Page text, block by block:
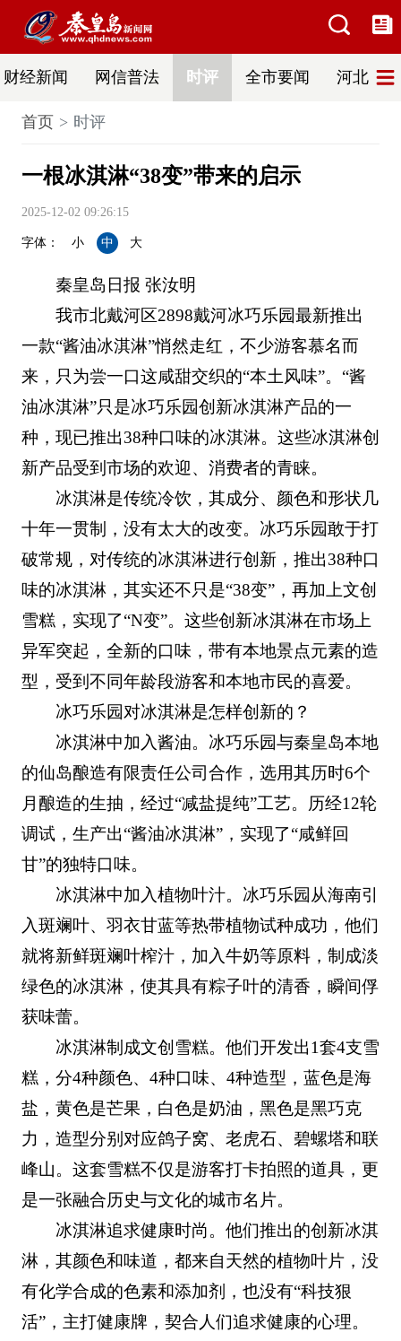
财经新闻 网信普法 时评 全市要闻 河北新闻
首页 时评
一根冰淇淋“38变”带来的启示
2025-12-02 09:26:15
字体： 小 中 大
秦皇岛日报 张汝明
我市北戴河区2898戴河冰巧乐园最新推出
一款“酱油冰淇淋”悄然走红，不少游客慕名而
来，只为尝一口这咸甜交织的“本土风味”。“酱
油冰淇淋”只是冰巧乐园创新冰淇淋产品的一
种，现已推出38种口味的冰淇淋。这些冰淇淋创
新产品受到市场的欢迎、消费者的青睐。
冰淇淋是传统冷饮，其成分、颜色和形状几
十年一贯制，没有太大的改变。冰巧乐园敢于打
破常规，对传统的冰淇淋进行创新，推出38种口
味的冰淇淋，其实还不只是“38变”，再加上文创
雪糕，实现了“N变”。这些创新冰淇淋在市场上
异军突起，全新的口味，带有本地景点元素的造
型，受到不同年龄段游客和本地市民的喜爱。
冰巧乐园对冰淇淋是怎样创新的？
冰淇淋中加入酱油。冰巧乐园与秦皇岛本地
的仙岛酿造有限责任公司合作，选用其历时6个
月酿造的生抽，经过“减盐提纯”工艺。历经12轮
调试，生产出“酱油冰淇淋”，实现了“咸鲜回
甘”的独特口味。
冰淇淋中加入植物叶汁。冰巧乐园从海南引
入斑斓叶、羽衣甘蓝等热带植物试种成功，他们
就将新鲜斑斓叶榨汁，加入牛奶等原料，制成淡
绿色的冰淇淋，使其具有粽子叶的清香，瞬间俘
获味蕾。
冰淇淋制成文创雪糕。他们开发出1套4支雪
糕，分4种颜色、4种口味、4种造型，蓝色是海
盐，黄色是芒果，白色是奶油，黑色是黑巧克
力，造型分别对应鸽子窝、老虎石、碧螺塔和联
峰山。这套雪糕不仅是游客打卡拍照的道具，更
是一张融合历史与文化的城市名片。
冰淇淋追求健康时尚。他们推出的创新冰淇
淋，其颜色和味道，都来自天然的植物叶片，没
有化学合成的色素和添加剂，也没有“科技狠
活”，主打健康牌，契合人们追求健康的心理。